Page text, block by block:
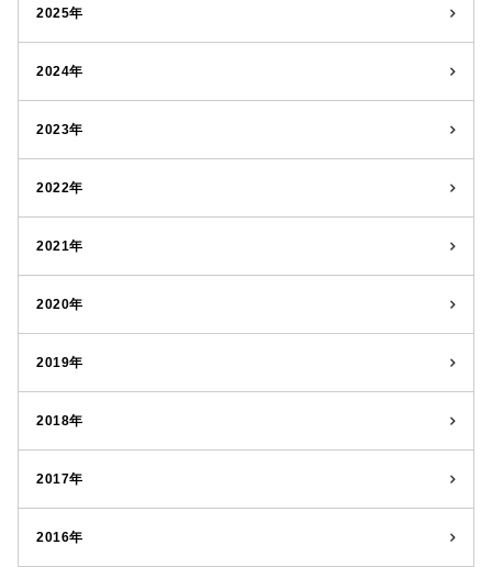
2025年
2024年
2023年
2022年
2021年
2020年
2019年
2018年
2017年
2016年